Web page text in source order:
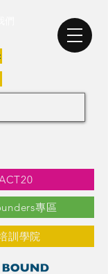
專區
訓學院